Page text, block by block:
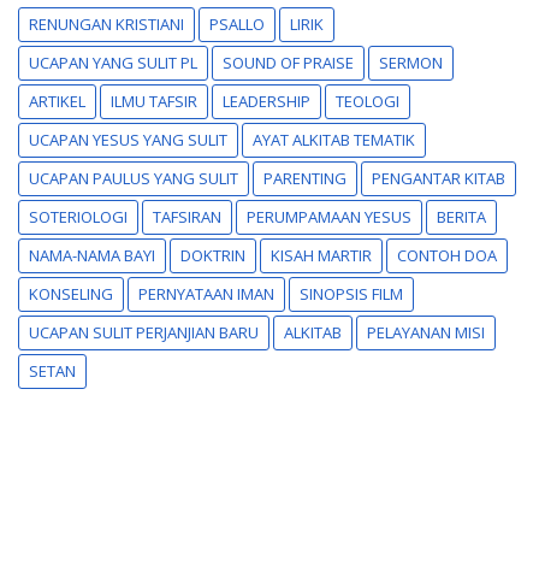
RENUNGAN KRISTIANI PSALLO
LIRIK
UCAPAN YANG SULIT PL
SOUND OF PRAISE
SERMON
ARTIKEL
ILMU TAFSIR LEADERSHIP
TEOLOGI
UCAPAN YESUS YANG SULIT
AYAT ALKITAB TEMATIK
UCAPAN PAULUS YANG SULIT
PARENTING
PENGANTAR KITAB
SOTERIOLOGI
TAFSIRAN PERUMPAMAAN YESUS
BERITA
NAMA-NAMA BAYI
DOKTRIN KISAH MARTIR
CONTOH DOA
KONSELING
PERNYATAAN IMAN
SINOPSIS FILM
UCAPAN SULIT PERJANJIAN BARU
ALKITAB
PELAYANAN MISI
SETAN